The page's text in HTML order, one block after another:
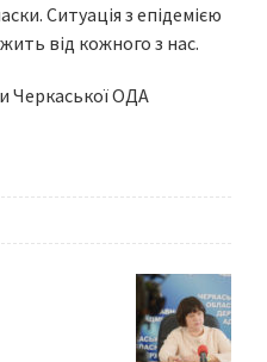
Ситуація з епідемією
від кожного з нас.
Черкаської ОДА